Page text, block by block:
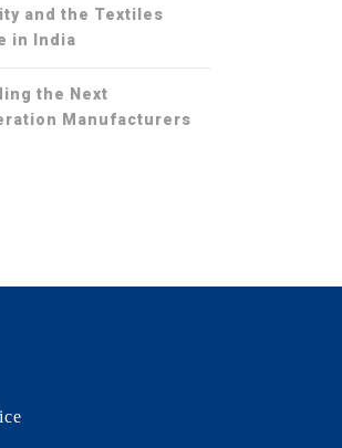
and the Textiles
in India
the Next
Manufacturers